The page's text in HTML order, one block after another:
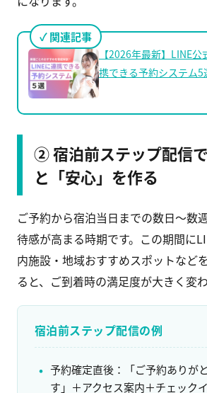
関連記事
【2026年最新】LINE
携できる予約システム5
② 宿泊前ステップ配信で
と「安心」を作る
ご予約から宿泊当日までの数日〜数
待感が高まる時期です。この期間に
内施設・地域おすすめスポットなど
ると、ご到着時の満足度が大きく変わ
宿泊前ステップ配信の例
予約確定直後：「ご予約ありが
す」＋アクセス案内＋チェック